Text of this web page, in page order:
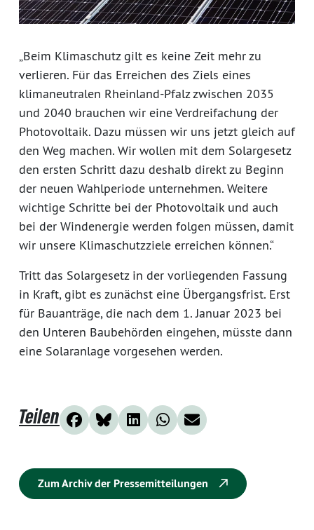
„Beim Klimaschutz gilt es keine Zeit mehr zu
verlieren. Für das Erreichen des Ziels eines
klimaneutralen Rheinland-Pfalz zwischen 2035
und 2040 brauchen wir eine Verdreifachung der
Photovoltaik. Dazu müssen wir uns jetzt gleich auf
den Weg machen. Wir wollen mit dem Solargesetz
den ersten Schritt dazu deshalb direkt zu Beginn
der neuen Wahlperiode unternehmen. Weitere
wichtige Schritte bei der Photovoltaik und auch
bei der Windenergie werden folgen müssen, damit
wir unsere Klimaschutzziele erreichen können.“
Tritt das Solargesetz in der vorliegenden Fassung
in Kraft, gibt es zunächst eine Übergangsfrist. Erst
für Bauanträge, die nach dem 1. Januar 2023 bei
den Unteren Baubehörden eingehen, müsste dann
eine Solaranlage vorgesehen werden.
Teilen
Zum Archiv der Pressemitteilungen